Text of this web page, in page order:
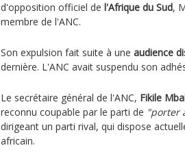
d'opposition officiel de l'Afrique du Sud,
membre de l'ANC.
Son expulsion fait suite à une audience
dernière. L'ANC avait suspendu son
Le secrétaire général de l'ANC, Fikile
reconnu coupable par le parti de "porter
dirigeant un parti rival, qui dispose
africain.